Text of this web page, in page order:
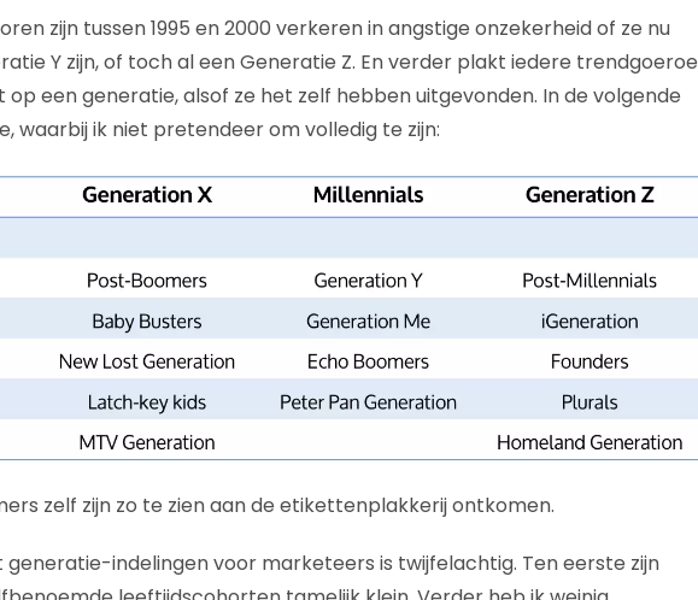
zijn tussen 1995 en 2000 verkeren in angstige onzekerheid of ze nu
Y zijn, of toch al een Generatie Z. En verder plakt iedere trendgoeroe
op een generatie, alsof ze het zelf hebben uitgevonden. In de volgende
waarbij ik niet pretendeer om volledig te zijn:
zelf zijn zo te zien aan de etikettenplakkerij ontkomen.
generatie-indelingen voor marketeers is twijfelachtig. Ten eerste zijn